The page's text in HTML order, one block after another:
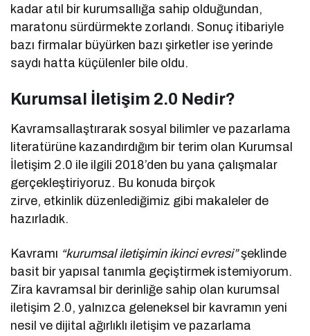
kadar atıl bir kurumsallığa sahip olduğundan,
maratonu sürdürmekte zorlandı. Sonuç itibariyle
bazı firmalar büyürken bazı şirketler ise yerinde
saydı hatta küçülenler bile oldu.
Kurumsal İletişim 2.0 Nedir?
Kavramsallaştırarak sosyal bilimler ve pazarlama
literatürüne kazandırdığım bir terim olan Kurumsal
İletişim 2.0 ile ilgili 2018’den bu yana çalışmalar
gerçekleştiriyoruz. Bu konuda birçok
zirve, etkinlik düzenlediğimiz gibi makaleler de
hazırladık.
Kavramı “kurumsal iletişimin ikinci evresi”şeklinde
basit bir yapısal tanımla geçiştirmek istemiyorum.
Zira kavramsal bir derinliğe sahip olan kurumsal
iletişim 2.0, yalnızca geleneksel bir kavramın yeni
nesil ve dijital ağırlıklı iletişim ve pazarlama